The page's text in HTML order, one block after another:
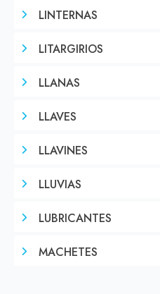
LINTERNAS
LITARGIRIOS
LLANAS
LLAVES
LLAVINES
LLUVIAS
LUBRICANTES
MACHETES